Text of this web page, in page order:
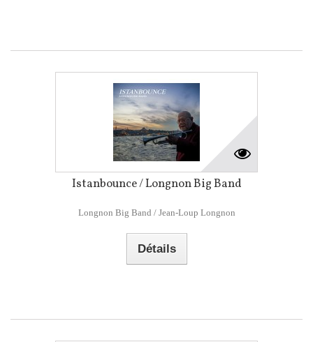
Istanbounce / Longnon Big Band
Longnon Big Band / Jean-Loup Longnon
Détails